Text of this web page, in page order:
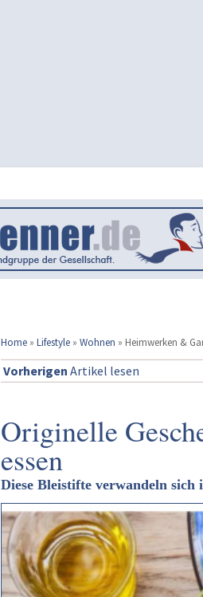
Home » Lifestyle » Wohnen » Heimwerken &
Vorherigen Artikel lesen
Originelle
essen
Diese Bleistifte verwandeln